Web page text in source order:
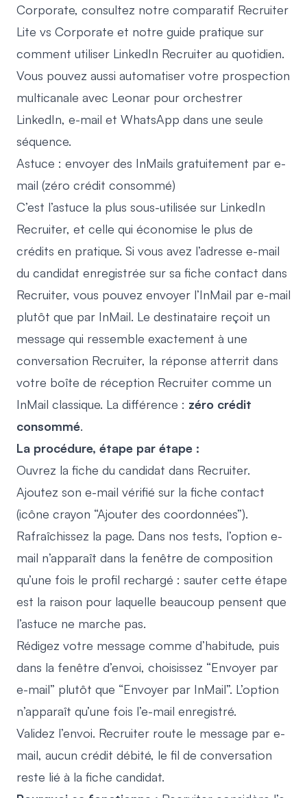
Corporate, consultez notre comparatif Recruiter
Lite vs Corporate et notre guide pratique sur
comment utiliser LinkedIn Recruiter au quotidien.
Vous pouvez aussi automatiser votre prospection
multicanale avec Leonar pour orchestrer
LinkedIn, e-mail et WhatsApp dans une seule
séquence.
Astuce : envoyer des InMails gratuitement par e-
mail (zéro crédit consommé)
C’est l’astuce la plus sous-utilisée sur LinkedIn
Recruiter, et celle qui économise le plus de
crédits en pratique. Si vous avez l’adresse e-mail
du candidat enregistrée sur sa fiche contact dans
Recruiter, vous pouvez envoyer l’InMail par e-mail
plutôt que par InMail. Le destinataire reçoit un
message qui ressemble exactement à une
conversation Recruiter, la réponse atterrit dans
votre boîte de réception Recruiter comme un
InMail classique. La différence : zéro crédit
consommé.
La procédure, étape par étape :
Ouvrez la fiche du candidat dans Recruiter.
Ajoutez son e-mail vérifié sur la fiche contact
(icône crayon “Ajouter des coordonnées”).
Rafraîchissez la page. Dans nos tests, l’option e-
mail n’apparaît dans la fenêtre de composition
qu’une fois le profil rechargé : sauter cette étape
est la raison pour laquelle beaucoup pensent que
l’astuce ne marche pas.
Rédigez votre message comme d’habitude, puis
dans la fenêtre d’envoi, choisissez “Envoyer par
e-mail” plutôt que “Envoyer par InMail”. L’option
n’apparaît qu’une fois l’e-mail enregistré.
Validez l’envoi. Recruiter route le message par e-
mail, aucun crédit débité, le fil de conversation
reste lié à la fiche candidat.